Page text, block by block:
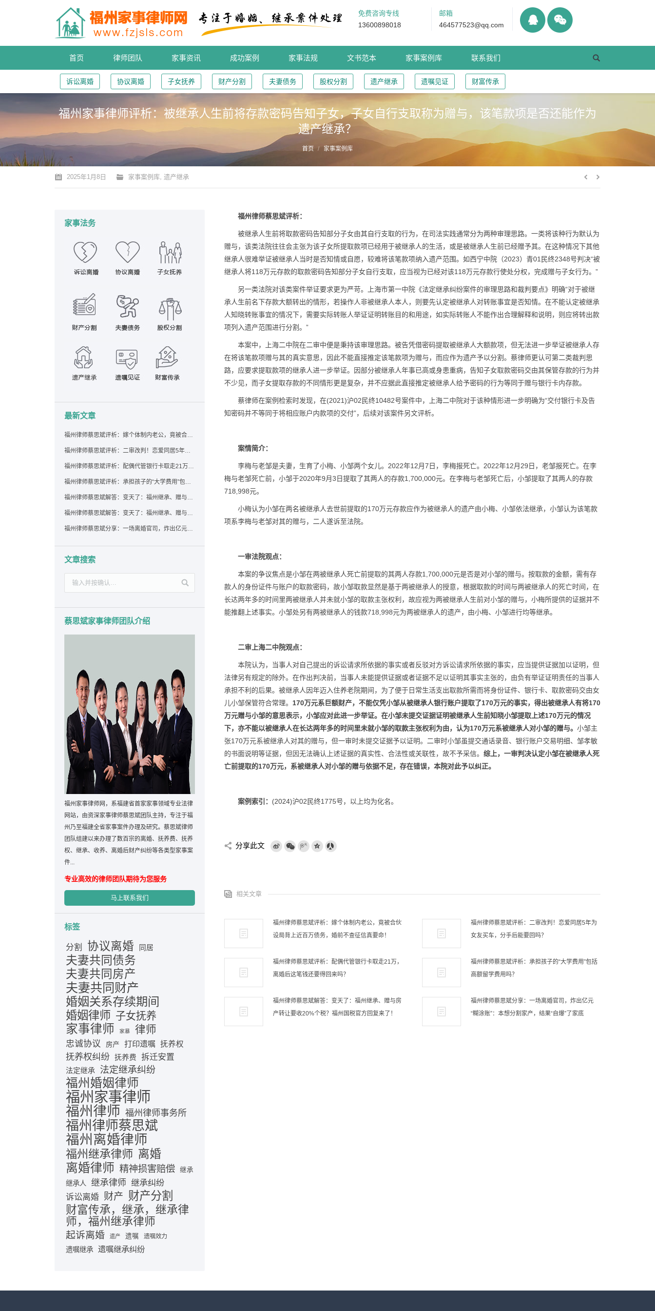
免费咨询专线
13600898018
邮箱
464577523@qq.com
首页 律师团队 家事资讯 成功案例 家事法规 文书范本 家事案例库 联系我们
诉讼离婚 协议离婚 子女抚养 财产分割 夫妻债务 股权分割 遗产继承 遗嘱见证 财富传承
福州家事律师评析：被继承人生前将存款密码告知子女，子女自行支取称为赠与，该笔款项是否还能作为
遗产继承？
您的位置： 首页 家事案例库
2025年1月8日 家事案例库, 遗产继承
福州律师蔡思斌评析：
被继承人生前将取款密码告知部分子女由其自行支取的行为，在司法实践通常分为两种审理思路。一类将该种行为默认为
赠与，该类法院往往会主张为该子女所提取款项已经用于被继承人的生活，或是被继承人生前已经赠予其。在这种情况下其他
继承人很难举证被继承人当时是否知情或自愿，较难将该笔款项纳入遗产范围。如西宁中院（2023）青01民终2348号判决“被
继承人将118万元存款的取款密码告知部分子女自行支取，应当视为已经对该118万元存款行使处分权，完成赠与子女行为。”
另一类法院对该类案件举证要求更为严苛。上海市第一中院《法定继承纠纷案件的审理思路和裁判要点》明确“对于被继
承人生前名下存款大额转出的情形，若操作人非被继承人本人，则要先认定被继承人对转账事宜是否知情。在不能认定被继承
人知晓转账事宜的情况下，需要实际转账人举证证明转账目的和用途，如实际转账人不能作出合理解释和说明，则应将转出款
项列入遗产范围进行分割。”
本案中，上海二中院在二审中便是秉持该审理思路。被告凭借密码提取被继承人大额款项，但无法进一步举证被继承人存
在将该笔款项赠与其的真实意思，因此不能直接推定该笔款项为赠与，而应作为遗产予以分割。蔡律师更认可第二类裁判思
路，应要求提取款项的继承人进一步举证。因部分被继承人年事已高或身患重病，告知子女取款密码交由其保管存款的行为并
不少见，而子女提取存款的不同情形更是复杂，并不应据此直接推定被继承人给予密码的行为等同于赠与银行卡内存款。
蔡律师在案例检索时发现，在(2021)沪02民终10482号案件中，上海二中院对于该种情形进一步明确为“交付银行卡及告
知密码并不等同于将相应账户内款项的交付”，后续对该案件另文评析。
案情简介：
李梅与老邹是夫妻，生育了小梅、小邹两个女儿。2022年12月7日，李梅报死亡。2022年12月29日，老邹报死亡。在李
梅与老邹死亡前，小邹于2020年9月3日提取了其两人的存款1,700,000元。在李梅与老邹死亡后，小邹提取了其两人的存款
718,998元。
小梅认为小邹在两名被继承人去世前提取的170万元存款应作为被继承人的遗产由小梅、小邹依法继承，小邹认为该笔款
项系李梅与老邹对其的赠与，二人遂诉至法院。
一审法院观点：
本案的争议焦点是小邹在两被继承人死亡前提取的其两人存款1,700,000元是否是对小邹的赠与。按取款的金额，需有存
款人的身份证件与账户的取款密码，故小邹取款显然是基于两被继承人的授意，根据取款的时间与两被继承人的死亡时间，在
长达两年多的时间里两被继承人并未就小邹的取款主张权利，故应视为两被继承人生前对小邹的赠与，小梅所提供的证据并不
能推翻上述事实。小邹处另有两被继承人的钱款718,998元为两被继承人的遗产，由小梅、小邹进行均等继承。
二审上海二中院观点：
本院认为，当事人对自己提出的诉讼请求所依据的事实或者反驳对方诉讼请求所依据的事实，应当提供证据加以证明，但
法律另有规定的除外。在作出判决前，当事人未能提供证据或者证据不足以证明其事实主张的，由负有举证证明责任的当事人
承担不利的后果。被继承人因年迈入住养老院期间，为了便于日常生活支出取款所需而将身份证件、银行卡、取款密码交由女
儿小邹保管符合常理。 170万元系巨额财产，不能仅凭小邹从被继承人银行账户提取了170万元的事实，得出被继承人有将170
万元赠与小邹的意思表示， 小邹应对此进一步举证。在小邹未提交证据证明被继承人生前知晓小邹提取上述170万元的情况
下，亦不能以被继承人在长达两年多的时间里未就小邹的取款主张权利为由，认为170万元系被继承人对小邹的赠与。 小邹主
张170万元系被继承人对其的赠与，但一审时未提交证据予以证明。二审时小邹虽提交通话录音、银行账户交易明细、邹孝敏
的书面说明等证据，但因无法确认上述证据的真实性、合法性或关联性，故不予采信。 综上，一审判决认定小邹在被继承人死
亡前提取的170万元，系被继承人对小邹的赠与依据不足，存在错误，本院对此予以纠正。
案例索引： (2024)沪02民终1775号，以上均为化名。
分享此文
相关文章
福州律师蔡思斌评析：嫁个体制内老公，竟被合伙
设局背上近百万债务，婚前不查征信真要命！
福州律师蔡思斌评析：二审改判！恋爱同居5年为
女友买车，分手后能要回吗？
福州律师蔡思斌评析：配偶代管银行卡取走21万，
离婚后这笔钱还要得回来吗？
福州律师蔡思斌评析：承担孩子的“大学费用”包括
高额留学费用吗？
福州律师蔡思斌解答：变天了：福州继承、赠与房
产转让要收20%个税？福州国税官方回复来了！
福州律师蔡思斌分享：一场离婚官司，炸出亿元
“糊涂账”：本想分割家产，结果“自爆”了家底
家事法务
最新文章
福州律师蔡思斌评析：嫁个体制内老公，竟被合伙设局背上近百万债务，婚前不查征信真要命！
福州律师蔡思斌评析：二审改判！恋爱同居5年为女友买车，分手后能要回吗？
福州律师蔡思斌评析：配偶代管银行卡取走21万，离婚后这笔钱还要得回来吗？
福州律师蔡思斌评析：承担孩子的“大学费用”包括高额留学费用吗？
福州律师蔡思斌解答：变天了：福州继承、赠与房产转让要收20%个税？福州国税官方回复来了！
福州律师蔡思斌解答：变天了：福州继承、赠与房产转让要收20%个税？福州国税官方回答来了！
福州律师蔡思斌分享：一场离婚官司，炸出亿元“糊涂账”：本想分割家产，结果“自爆”了家底
文章搜索
蔡思斌家事律师团队介绍
福州家事律师网，系福建省首家家事领域专业法律
网站，由资深家事律师蔡思斌团队主持，专注于福
州乃至福建全省家事案件办理及研究。蔡思斌律师
团队组建以来办理了数百宗的离婚、抚养费、抚养
权、继承、收养、离婚后财产纠纷等各类型家事案
件...
专业高效的律师团队期待为您服务
马上联系我们
标签
分割 协议离婚 同居
夫妻共同债务
夫妻共同房产
夫妻共同财产
婚姻关系存续期间
婚姻律师 子女抚养
家事律师 家暴 律师
忠诚协议 房产 打印遗嘱 抚养权
抚养权纠纷 抚养费 拆迁安置
法定继承 法定继承纠纷
福州婚姻律师
福州家事律师
福州律师 福州律师事务所
福州律师蔡思斌
福州离婚律师
福州继承律师 离婚
离婚律师 精神损害赔偿 继承
继承人 继承律师 继承纠纷
诉讼离婚 财产 财产分割
财富传承，继承，继承律
师，福州继承律师
起诉离婚 遗产 遗嘱 遗嘱效力
遗嘱继承 遗嘱继承纠纷